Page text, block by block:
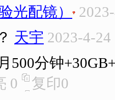
验光配镜）
天宇 2023-4-24
500分钟
0 复印0